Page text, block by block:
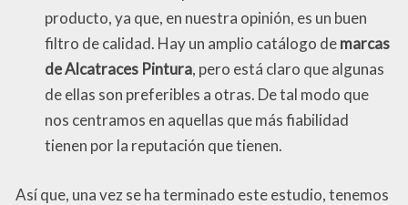
producto, ya que, en nuestra opinión, es un buen
filtro de calidad. Hay un amplio catálogo demarcas
de Alcatraces Pintura, pero está claro que algunas
de ellas son preferibles a otras. De tal modo que
nos centramos en aquellas que más fiabilidad
tienen por la reputación que tienen.
Así que, una vez se ha terminado este estudio, tenemos